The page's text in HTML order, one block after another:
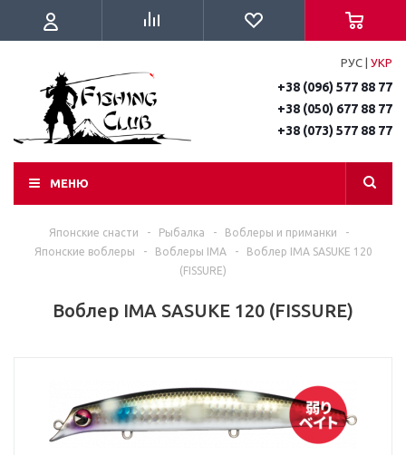
РУС УКР
+38 (096) 577 88 77
+38 (050) 677 88 77
+38 (073) 577 88 77
МЕНЮ
Японские снасти - Рыбалка - Воблеры и приманки
-
Японские воблеры
- Воблеры IMA -
Воблер IMA SASUKE 120
(FISSURE)
Воблер IMA SASUKE 120 (FISSURE)